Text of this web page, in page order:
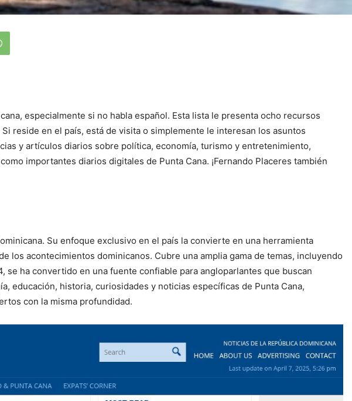
especialmente si no habla español. Esta lista le presenta ocho recursos
reside en el país, está de visita o simplemente le interesan los asuntos
y artículos diarios sobre política, economía, turismo y entretenimiento,
importantes diarios digitales de Punta Cana. ¡Fernando Placeres también
Su enfoque exclusivo en el país la convierte en una herramienta
acontecimientos dominicanos. Cubre una amplia gama de temas, incluyendo
ha convertido en una fuente confiable para angloparlantes que buscan
educación, historia, curiosidades y noticias específicas de Punta Cana,
con la misma profundidad.